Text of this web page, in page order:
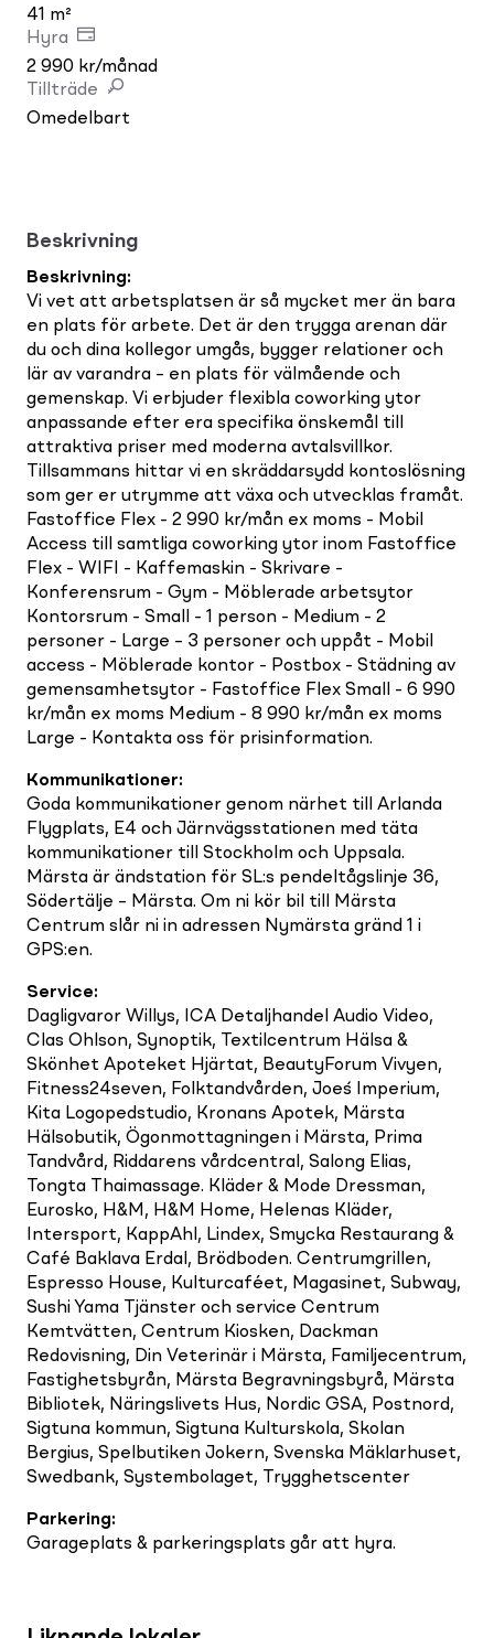
41 m²
Hyra
2 990 kr/månad
Tillträde
Omedelbart
Beskrivning
Beskrivning:
Vi vet att arbetsplatsen är så mycket mer än bara
en plats för arbete. Det är den trygga arenan där
du och dina kollegor umgås, bygger relationer och
lär av varandra – en plats för välmående och
gemenskap. Vi erbjuder flexibla coworking ytor
anpassande efter era specifika önskemål till
attraktiva priser med moderna avtalsvillkor.
Tillsammans hittar vi en skräddarsydd kontoslösning
som ger er utrymme att växa och utvecklas framåt.
Fastoffice Flex - 2 990 kr/mån ex moms - Mobil
Access till samtliga coworking ytor inom Fastoffice
Flex - WIFI - Kaffemaskin - Skrivare -
Konferensrum - Gym - Möblerade arbetsytor
Kontorsrum - Small - 1 person - Medium - 2
personer - Large – 3 personer och uppåt - Mobil
access - Möblerade kontor - Postbox - Städning av
gemensamhetsytor - Fastoffice Flex Small - 6 990
kr/mån ex moms Medium - 8 990 kr/mån ex moms
Large - Kontakta oss för prisinformation.
Kommunikationer:
Goda kommunikationer genom närhet till Arlanda
Flygplats, E4 och Järnvägsstationen med täta
kommunikationer till Stockholm och Uppsala.
Märsta är ändstation för SL:s pendeltågslinje 36,
Södertälje – Märsta. Om ni kör bil till Märsta
Centrum slår ni in adressen Nymärsta gränd 1 i
GPS:en.
Service:
Dagligvaror Willys, ICA Detaljhandel Audio Video,
Clas Ohlson, Synoptik, Textilcentrum Hälsa &
Skönhet Apoteket Hjärtat, BeautyForum Vivyen,
Fitness24seven, Folktandvården, Joe´s Imperium,
Kita Logopedstudio, Kronans Apotek, Märsta
Hälsobutik, Ögonmottagningen i Märsta, Prima
Tandvård, Riddarens vårdcentral, Salong Elias,
Tongta Thaimassage. Kläder & Mode Dressman,
Eurosko, H&M, H&M Home, Helenas Kläder,
Intersport, KappAhl, Lindex, Smycka Restaurang &
Café Baklava Erdal, Brödboden. Centrumgrillen,
Espresso House, Kulturcaféet, Magasinet, Subway,
Sushi Yama Tjänster och service Centrum
Kemtvätten, Centrum Kiosken, Dackman
Redovisning, Din Veterinär i Märsta, Familjecentrum,
Fastighetsbyrån, Märsta Begravningsbyrå, Märsta
Bibliotek, Näringslivets Hus, Nordic GSA, Postnord,
Sigtuna kommun, Sigtuna Kulturskola, Skolan
Bergius, Spelbutiken Jokern, Svenska Mäklarhuset,
Swedbank, Systembolaget, Trygghetscenter
Parkering:
Garageplats & parkeringsplats går att hyra.